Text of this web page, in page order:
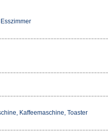
Kaffeemaschine, Toaster